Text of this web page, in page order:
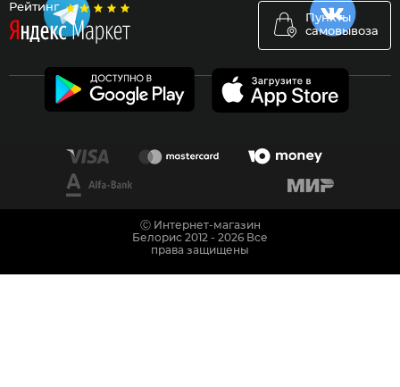
Рейтинг
Пункты
самовывоза
Ⓒ Интернет-магазин
Белорис 2012 - 2026 Все
права защищены